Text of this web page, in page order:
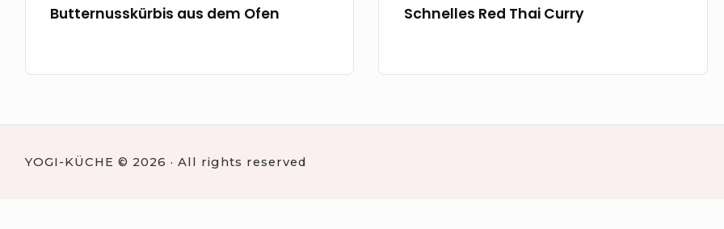
Butternusskürbis aus dem Ofen Schnelles Red Thai Curry
YOGI-KÜCHE © 2026 · All rights reserved